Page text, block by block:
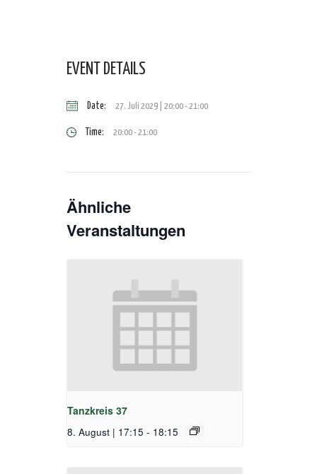
EVENT DETAILS
Date: 27. Juli 2029 | 20:00-21:00
Time: 20:00 - 21:00
Ähnliche
Veranstaltungen
Tanzkreis 37
8. August | 17:15 - 18:15